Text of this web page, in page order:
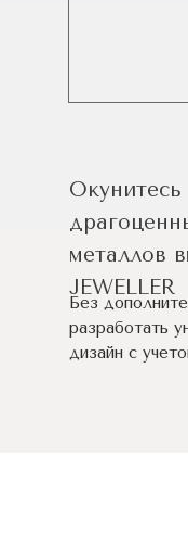
металлов
JEWELLER
Без
разработать
дизайн c